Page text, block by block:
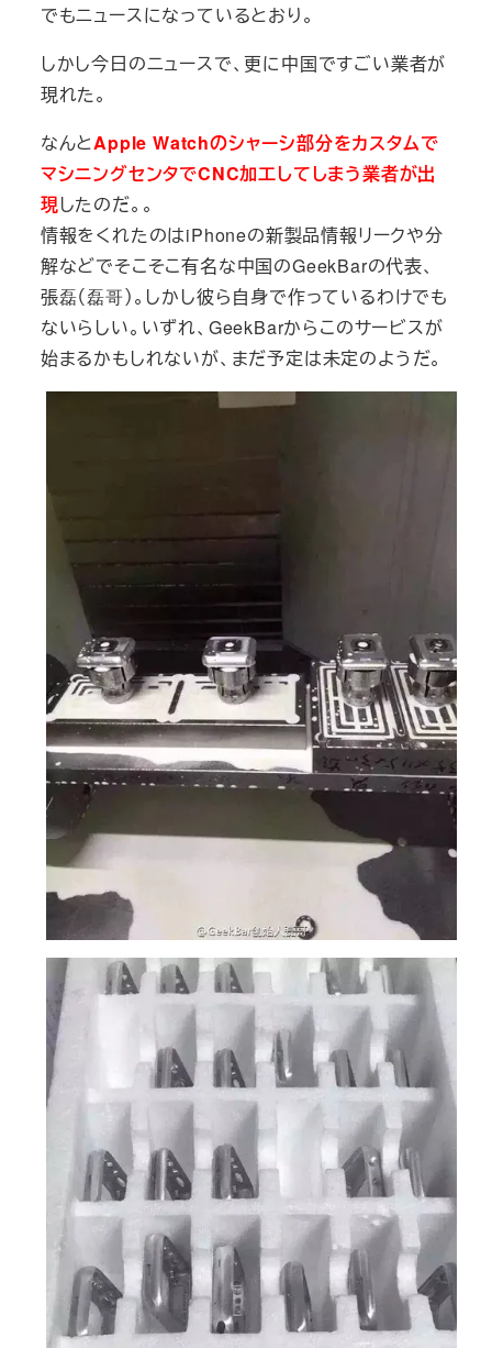
でもニュースになっているとおり。
しかし今日のニュースで、更に中国ですごい業者が
現れた。
なんとApple Watchのシャーシ部分をカスタムで
マシニングセンタでCNC加工してしまう業者が出
現したのだ。。
情報をくれたのはiPhoneの新製品情報リークや分
解などでそこそこ有名な中国のGeekBarの代表、
張磊（磊哥）。しかし彼ら自身で作っているわけでも
ないらしい。いずれ、GeekBarからこのサービスが
始まるかもしれないが、まだ予定は未定のようだ。